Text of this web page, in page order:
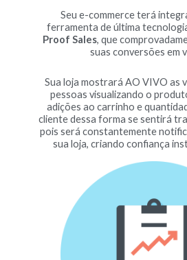
Seu e-commerce terá
ferramenta de última
Proof Sales, que
suas conversões em
Sua loja mostrará AO VIVO as
pessoas visualizando o
adições ao carrinho e
cliente dessa forma se sentirá
pois será constantemente
sua loja, criando confiança